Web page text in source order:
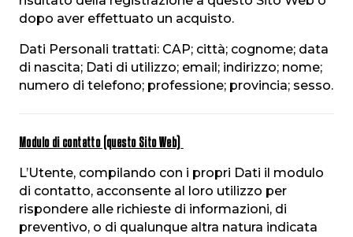
dopo aver effettuato un acquisto.
Dati Personali trattati: CAP; città; cognome; data
di nascita; Dati di utilizzo; email; indirizzo; nome;
numero di telefono; professione; provincia; sesso.
Modulo di contatto (questo Sito Web)
L’Utente, compilando con i propri Dati il modulo
di contatto, acconsente al loro utilizzo per
rispondere alle richieste di informazioni, di
preventivo, o di qualunque altra natura indicata